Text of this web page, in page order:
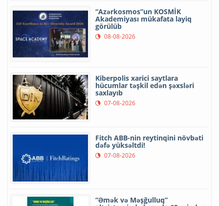
“Azərkosmos”un KOSMİK
Akademiyası mükafata layiq
görülüb
08-08-2026
Kiberpolis xarici saytlara
hücumlar təşkil edən şəxsləri
saxlayıb
07-08-2026
Fitch ABB-nin reytinqini növbəti
dəfə yüksəltdi!
07-08-2026
“Əmək və Məşğulluq”